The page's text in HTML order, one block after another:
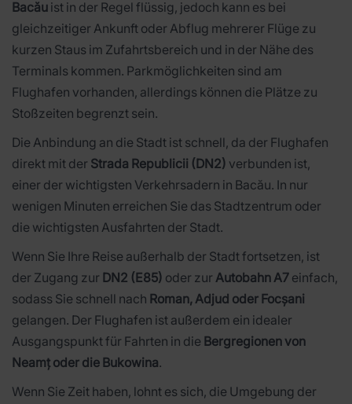
Bacău ist in der Regel flüssig, jedoch kann es bei
gleichzeitiger Ankunft oder Abflug mehrerer Flüge zu
kurzen Staus im Zufahrtsbereich und in der Nähe des
Terminals kommen. Parkmöglichkeiten sind am
Flughafen vorhanden, allerdings können die Plätze zu
Stoßzeiten begrenzt sein.
Die Anbindung an die Stadt ist schnell, da der Flughafen
direkt mit der Strada Republicii (DN2) verbunden ist,
einer der wichtigsten Verkehrsadern in Bacău. In nur
wenigen Minuten erreichen Sie das Stadtzentrum oder
die wichtigsten Ausfahrten der Stadt.
Wenn Sie Ihre Reise außerhalb der Stadt fortsetzen, ist
der Zugang zur DN2 (E85) oder zur Autobahn A7 einfach,
sodass Sie schnell nach Roman, Adjud oder Focșani
gelangen. Der Flughafen ist außerdem ein idealer
Ausgangspunkt für Fahrten in die Bergregionen von
Neamț oder die Bukowina.
Wenn Sie Zeit haben, lohnt es sich, die Umgebung der